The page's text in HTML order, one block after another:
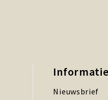
Informatie
Nieuwsbrief